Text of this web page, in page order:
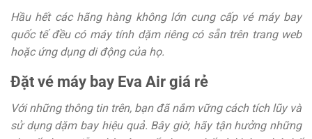
Hầu hết các hãng hàng không lớn cung cấp vé máy bay
quốc tế đều có máy tính dặm riêng có sẵn trên trang web
hoặc ứng dụng di động của họ.
Đặt vé máy bay Eva Air giá rẻ
Với những thông tin trên, bạn đã nắm vững cách tích lũy và
sử dụng dặm bay hiệu quả. Bây giờ, hãy tận hưởng những